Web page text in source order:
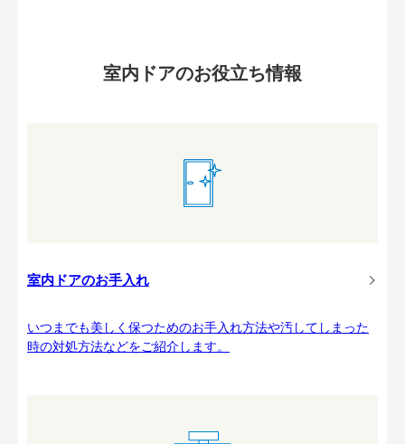
室内ドアのお役立ち情報
室内ドアのお手入れ
いつまでも美しく保つためのお手入れ方法や汚してしまった
時の対処方法などをご紹介します。